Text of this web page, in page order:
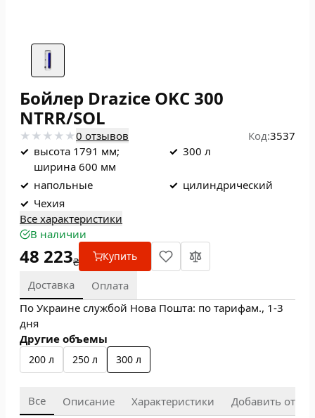
Бойлер Drazice OKC 300
NTRR/SOL
0 отзывов Код:3537
✓ высота 1791 мм;
ширина 600 мм
✓ 300 л
✓ напольные ✓ цилиндрический
✓ Чехия
Все характеристики
В наличии
48 223₴ Купить
Доставка
Оплата
По Украине службой Нова Пошта: по тарифам., 1-3
дня
Другие объемы
200 л 250 л 300 л
Все Описание Характеристики Добавить отзыв